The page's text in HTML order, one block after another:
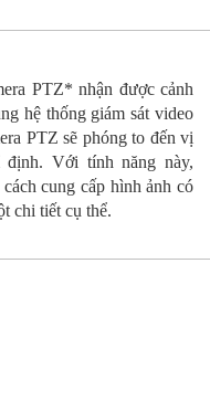
PTZ* nhận được cảnh
hệ thống giám sát video
PTZ sẽ phóng to đến vị
định. Với tính năng này,
cung cấp hình ảnh có
chi tiết cụ thể.